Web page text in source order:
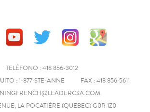
TELÉFONO : 418 856-3012
: 1-877-STE-ANNE
FAX : 418 856-5611
LA POCATIÈRE (QUEBEC) G0R 1Z0